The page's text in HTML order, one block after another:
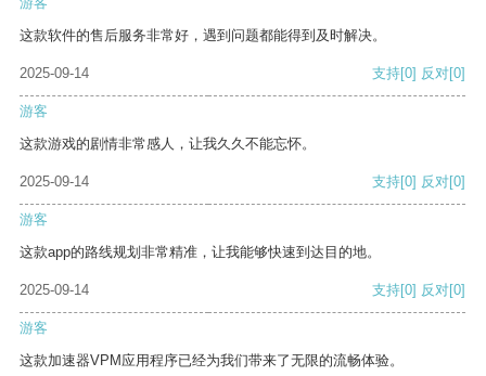
这款软件的售后服务非常好，遇到问题都能得到及时解决。
2025-09-14 支持[0] 反对[0]
游客
这款游戏的剧情非常感人，让我久久不能忘怀。
2025-09-14 支持[0] 反对[0]
游客
这款app的路线规划非常精准，让我能够快速到达目的地。
2025-09-14 支持[0] 反对[0]
游客
这款加速器VPM应用程序已经为我们带来了无限的流畅体验。